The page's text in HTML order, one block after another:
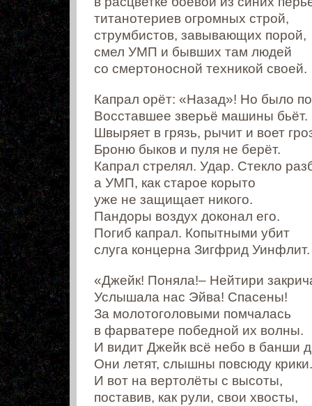
титанотериев огромных строй,
струмбистов, завывающих порой,
смел УМП и бывших там людей
со смертоносной техникой своей.
Капрал орёт: «Назад»! Но было
Восставшее зверьё машины бьёт.
Швыряет в грязь, рычит и воет
Броню быков и пуля не берёт.
Капрал стрелял. Удар. Стекло
а УМП, как старое корыто
уже не защищает никого.
Пандоры воздух доконал его.
Погиб капрал. Копытными убит
слуга концерна Зигфрид Уинфлит.
«Джейк! Поняла!– Нейтири
Услышала нас Эйва! Спасены!
За молотоголовыми помчалась
в фарватере победной их волны.
И видит Джейк всё небо в банши
Они летят, слышны повсюду крики.
И вот на вертолёты с высоты,
поставив, как рули, свои хвосты,